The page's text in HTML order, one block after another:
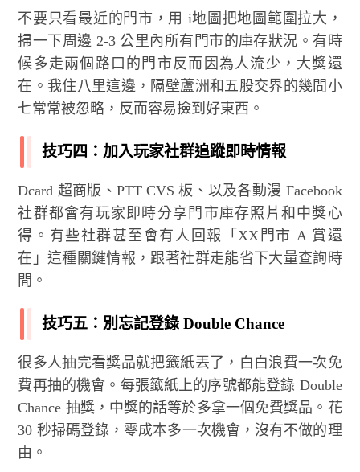
不要只看最近的門市，用 i地圖把地圖範圍拉大，
掃一下周邊 2-3 公里內所有門市的庫存狀況。有時
候多走兩個路口的門市反而因為人流少，大獎還
在。我住八里這邊，隔壁蘆洲和五股交界的幾間小
七常常被忽略，反而容易撿到好東西。
技巧四：加入玩家社群追蹤即時情報
Dcard 超商版、PTT CVS 板、以及各動漫 Facebook
社群都會有玩家即時分享門市庫存照片和中獎心
得。有些社群甚至會有人回報「XX門市 A 賞還
在」這種關鍵情報，跟著社群走能省下大量查詢時
間。
技巧五：別忘記登錄 Double Chance
很多人抽完看獎品就把籤紙丟了，白白浪費一次免
費再抽的機會。每張籤紙上的序號都能登錄 Double
Chance 抽獎，中獎的話等於多拿一個免費獎品。花
30 秒掃碼登錄，零成本多一次機會，沒有不做的理
由。